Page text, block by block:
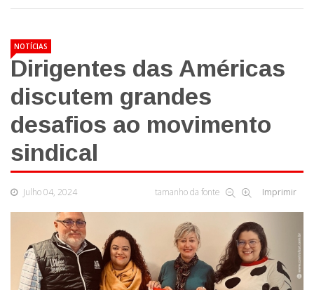
NOTÍCIAS
Dirigentes das Américas
discutem grandes
desafios ao movimento
sindical
Julho 04, 2024 tamanho da fonte Imprimir